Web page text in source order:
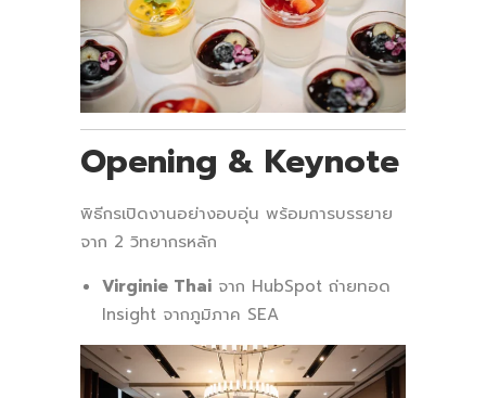
Opening & Keynote
พิธีกรเปิดงานอย่างอบอุ่น พร้อมการบรรยาย
จาก 2 วิทยากรหลัก
Virginie Thai จาก HubSpot ถ่ายทอด
Insight จากภูมิภาค SEA